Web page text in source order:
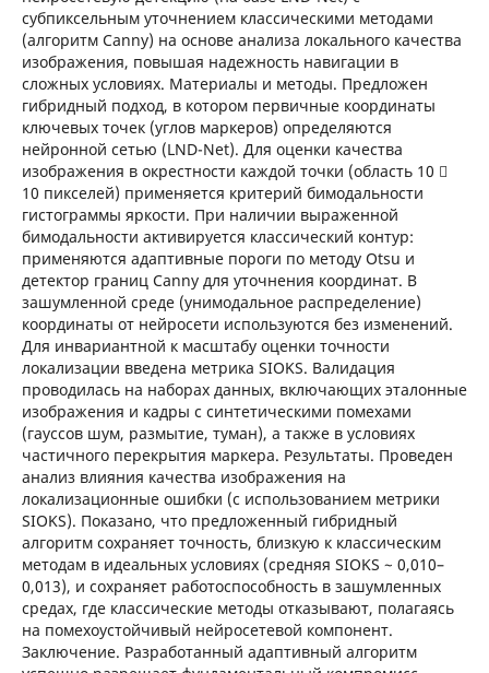
субпиксельным уточнением классическими методами
(алгоритм Canny) на основе анализа локального качества
изображения, повышая надежность навигации в
сложных условиях. Материалы и методы. Предложен
гибридный подход, в котором первичные координаты
ключевых точек (углов маркеров) определяются
нейронной сетью (LND-Net). Для оценки качества
изображения в окрестности каждой точки (область 10 
10 пикселей) применяется критерий бимодальности
гистограммы яркости. При наличии выраженной
бимодальности активируется классический контур:
применяются адаптивные пороги по методу Otsu и
детектор границ Canny для уточнения координат. В
зашумленной среде (унимодальное распределение)
координаты от нейросети используются без изменений.
Для инвариантной к масштабу оценки точности
локализации введена метрика SIOKS. Валидация
проводилась на наборах данных, включающих эталонные
изображения и кадры с синтетическими помехами
(гауссов шум, размытие, туман), а также в условиях
частичного перекрытия маркера. Результаты. Проведен
анализ влияния качества изображения на
локализационные ошибки (с использованием метрики
SIOKS). Показано, что предложенный гибридный
алгоритм сохраняет точность, близкую к классическим
методам в идеальных условиях (средняя SIOKS ~ 0,010–
0,013), и сохраняет работоспособность в зашумленных
средах, где классические методы отказывают, полагаясь
на помехоустойчивый нейросетевой компонент.
Заключение. Разработанный адаптивный алгоритм